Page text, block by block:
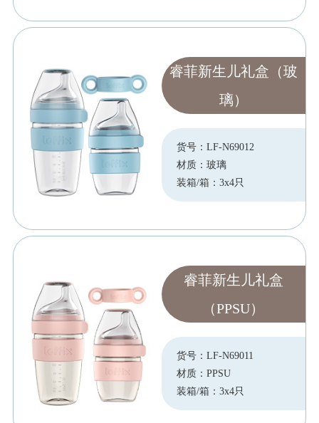
睿菲新生儿礼盒（玻
璃）
货号：LF-N69012
材质：玻璃
装箱/箱：3x4只
睿菲新生儿礼盒
（PPSU）
货号：LF-N69011
材质：PPSU
装箱/箱：3x4只